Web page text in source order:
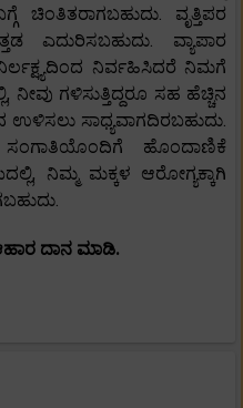
ಚಿಂತಿತರಾಗಬಹುದು. ವೃತ್ತಿಪರ
ಎದುರಿಸಬಹುದು. ವ್ಯಾಪಾರ
ನಿರ್ವಹಿಸಿದರೆ ನಿಮಗೆ
ಗಳಿಸುತ್ತಿದ್ದರೂ ಸಹ ಹೆಚ್ಚಿನ
ಉಳಿಸಲು ಸಾಧ್ಯವಾಗದಿರಬಹುದು.
ಹೊಂದಾಣಿಕೆ
ನಿಮ್ಮ ಮಕ್ಕಳ ಆರೋಗ್ಯಕ್ಕಾಗಿ
ದಾನ ಮಾಡಿ.